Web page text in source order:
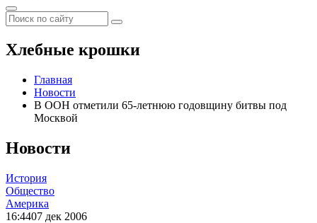
Хлебные крошки
Главная
Новости
В ООН отметили 65-летнюю годовщину битвы под
Москвой
Новости
История
Общество
Америка
16:4407 дек 2006